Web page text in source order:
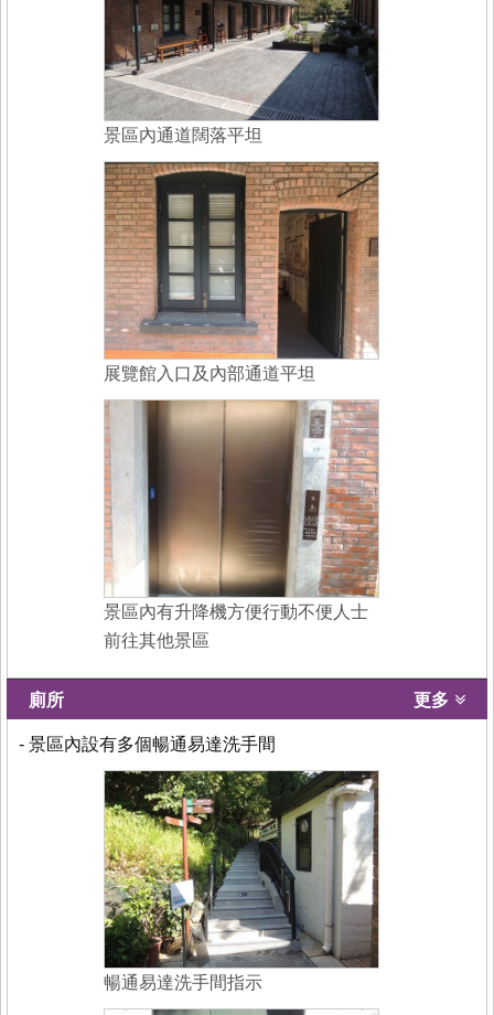
景區內通道闊落平坦
展覽館入口及內部通道平坦
景區內有升降機方便行動不便人士
前往其他景區
廁所 更多
- 景區內設有多個暢通易達洗手間
暢通易達洗手間指示